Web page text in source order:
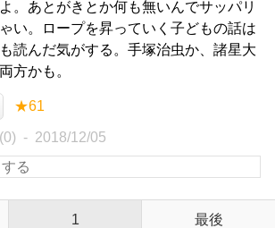
。あとがきとか何も無いんでサッパリ
い。ロープを昇っていく子どもの話は
読んだ気がする。手塚治虫か、諸星大
方かも。
★61
2018/12/05
1 最後